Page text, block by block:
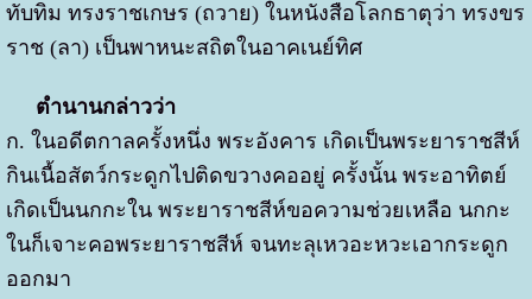
ทับทิม ทรงราชเกษร (ถวาย) ในหนังสือโลกธาตุว่า ทรงขร
ราช (ลา) เป็นพาหนะสถิตในอาคเนย์ทิศ
ตำนานกล่าวว่า
ก. ในอดีตกาลครั้งหนึ่ง พระอังคาร เกิดเป็นพระยาราชสีห์
กินเนื้อสัตว์กระดูกไปติดขวางคออยู่ ครั้งนั้น พระอาทิตย์
เกิดเป็นนกกะใน พระยาราชสีห์ขอความช่วยเหลือ นกกะ
ในก็เจาะคอพระยาราชสีห์ จนทะลุเหวอะหวะเอากระดูก
ออกมา